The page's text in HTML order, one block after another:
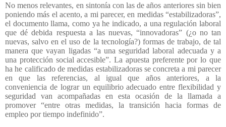
No menos relevantes, en sintonía con las de años anteriores sin bien
poniendo más el acento, a mi parecer, en medidas “estabilizadoras”,
el documento llama, como ya he indicado, a una regulación laboral
que dé debida respuesta a las nuevas, “innovadoras” (¿o no tan
nuevas, salvo en el uso de la tecnología?) formas de trabajo, de tal
manera que vayan ligadas “a una seguridad laboral adecuada y a
una protección social accesible”. La apuesta preferente por lo que
ha he calificado de medidas estabilizadoras se concreta a mi parecer
en que las referencias, al igual que años anteriores, a la
conveniencia de lograr un equilibrio adecuado entre flexibilidad y
seguridad van acompañadas en esta ocasión de la llamada a
promover “entre otras medidas, la transición hacia formas de
empleo por tiempo indefinido”.